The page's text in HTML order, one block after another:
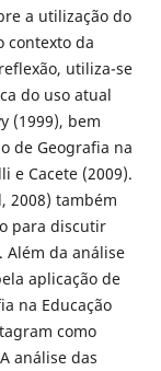
a utilização do
contexto da
utiliza-se
do uso atual
(1999), bem
de Geografia na
e Cacete (2009).
2008) também
para discutir
Além da análise
aplicação de
na Educação
como
análise das